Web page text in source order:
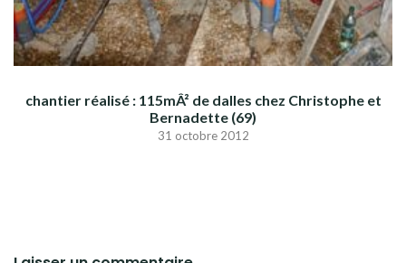
chantier réalisé : 115mÂ² de dalles chez Christophe et
Bernadette (69)
31 octobre 2012